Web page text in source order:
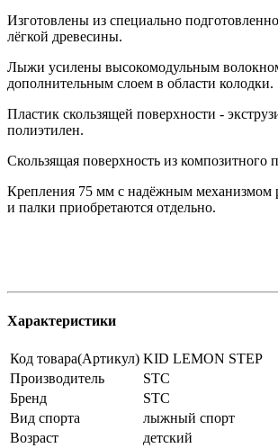
Изготовлены из специально
лёгкой древесины.
Лыжи усилены высокомодульным
дополнительным слоем в области колодки.
Пластик скользящей поверхности -
полиэтилен.
Скользящая поверхность из композитного
Крепления 75 мм с надёжным механизмом
и палки приобретаются отдельно.
Характеристики
Код товара(Артикул) KID LEMON STEP
Производитель
STC
Бренд
STC
Вид спорта
лыжный спорт
Возраст
детский